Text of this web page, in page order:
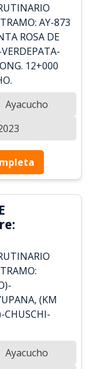
AY-873
ROSA DE
12+000
Ayacucho
(KM
Ayacucho